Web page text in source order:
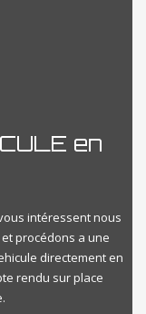
en
intéressent nous
procédons a une
directement en
rendu sur place